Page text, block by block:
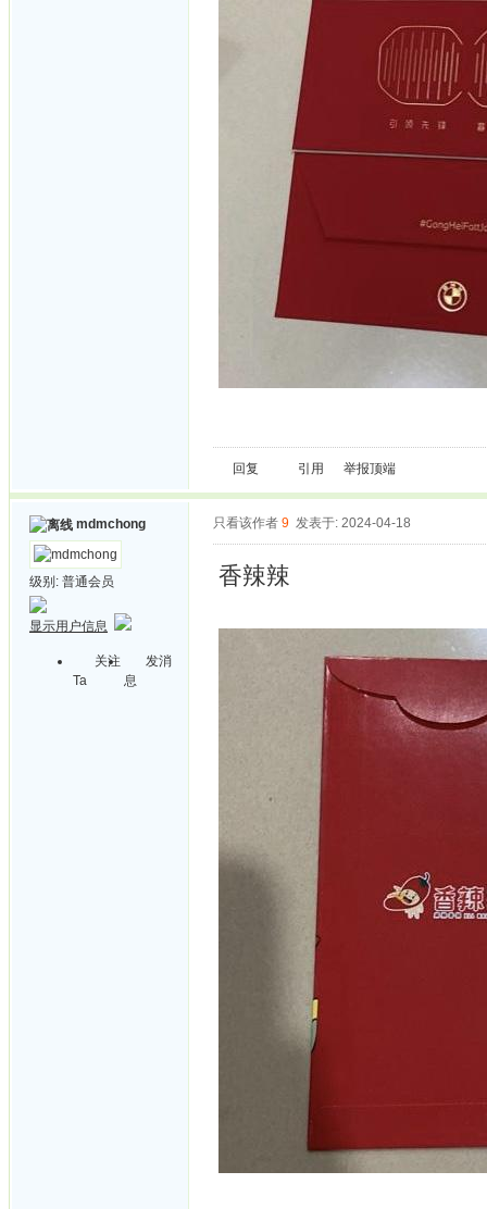
回复 引用 举报顶端
mdmchong
级别: 普通会员
显示用户信息
关注
Ta
发消
息
只看该作者 9 发表于: 2024-04-18
香辣辣